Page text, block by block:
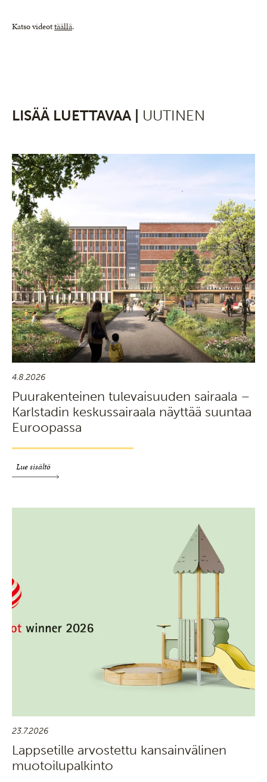
Katso videottäällä.
LISÄÄ LUETTAVAA | UUTINEN
4.8.2026
Puurakenteinen tulevaisuuden sairaala –
Karlstadin keskussairaala näyttää suuntaa
Euroopassa
Lue sisältö
23.7.2026
Lappsetille arvostettu kansainvälinen
muotoilupalkinto